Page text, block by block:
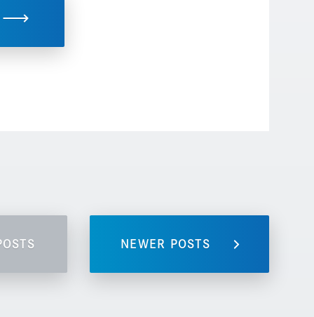
NEWER POSTS